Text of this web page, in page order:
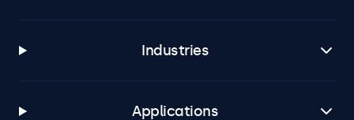
Industries
Applications